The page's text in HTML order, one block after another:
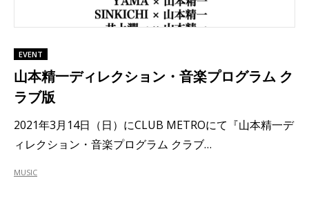
EVENT
山本精一ディレクション・音楽プログラム ク
ラブ版
2021年3月14日（日）にCLUB METROにて『山本精一デ
ィレクション・音楽プログラム クラブ…
MUSIC